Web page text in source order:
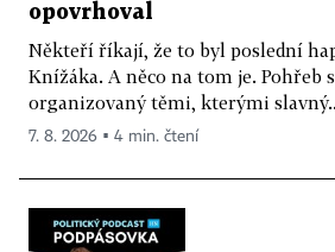
opovrhoval
Někteří říkají, že to byl poslední
Knížáka. A něco na tom je. Pohřeb
organizovaný těmi, kterými
7. 8. 2026 ▪ 4 min. čtení